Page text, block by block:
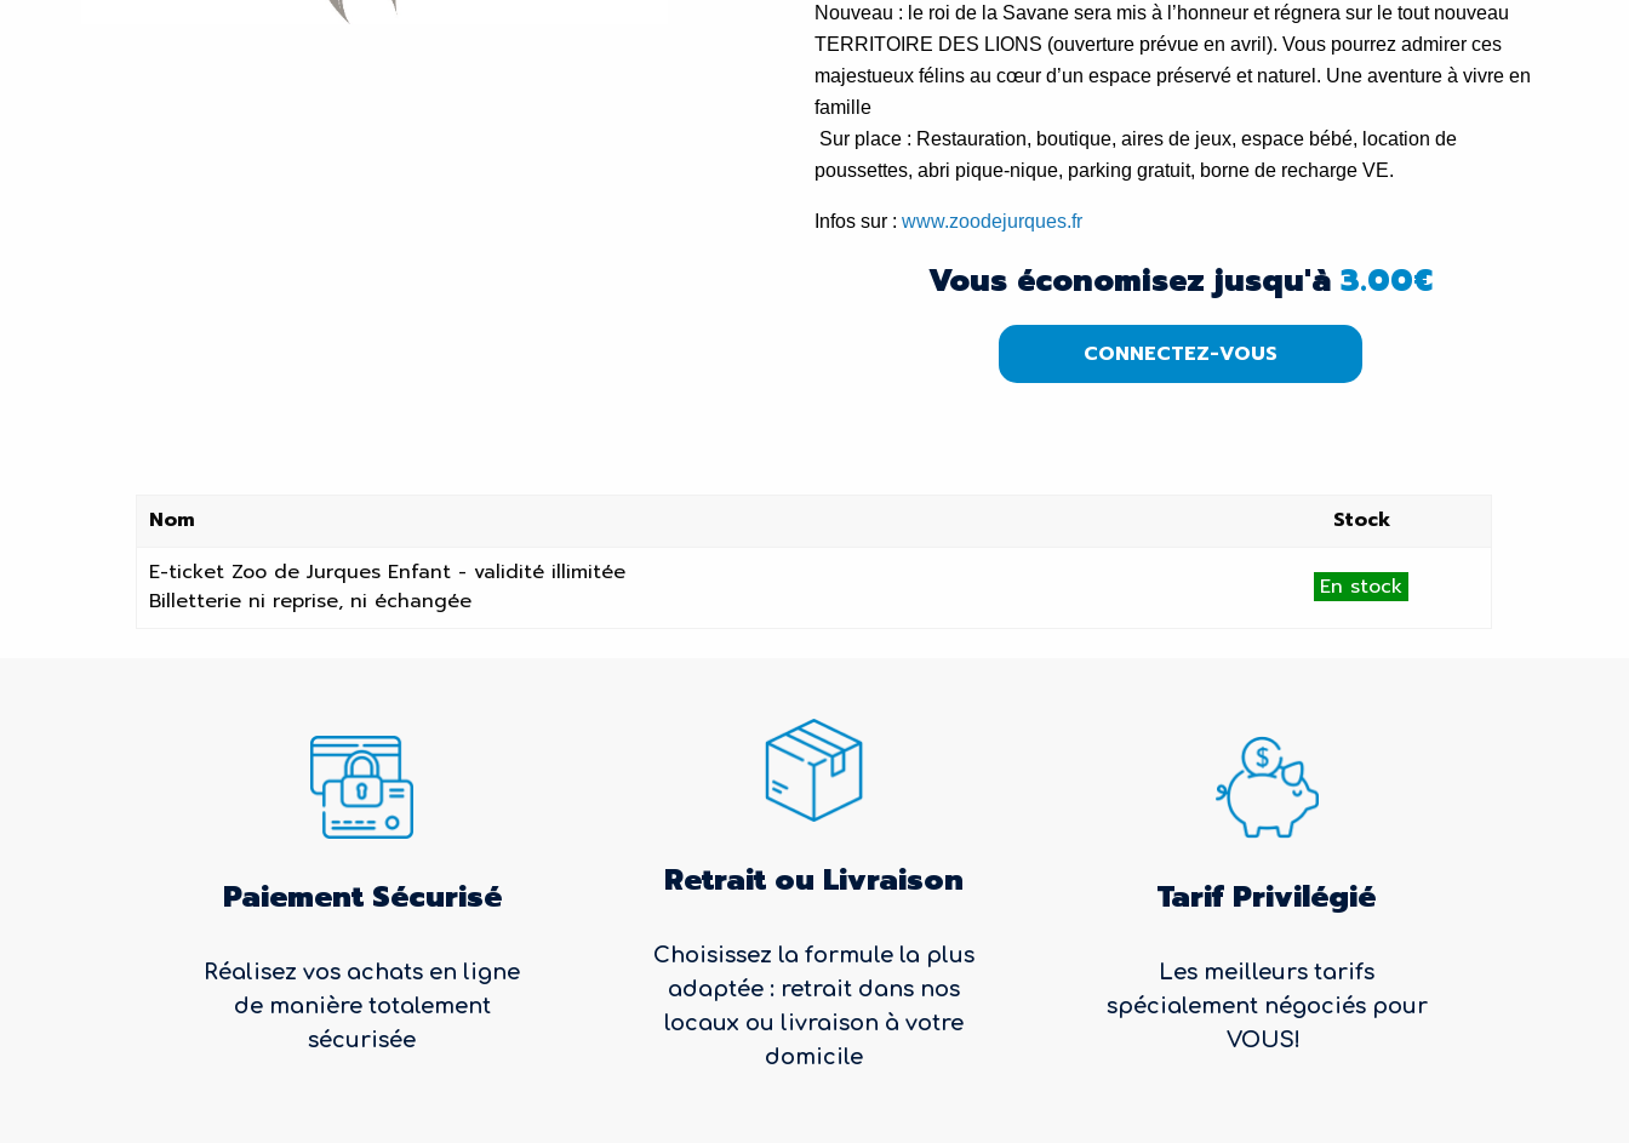
Nouveau : le roi de la Savane sera mis à l’honneur et régnera sur le tout nouveau
TERRITOIRE DES LIONS (ouverture prévue en avril). Vous pourrez admirer ces
majestueux félins au cœur d’un espace préservé et naturel. Une aventure à vivre en
famille
Sur place : Restauration, boutique, aires de jeux, espace bébé, location de
poussettes, abri pique-nique, parking gratuit, borne de recharge VE.
Infos sur : www.zoodejurques.fr
Vous économisez jusqu'à3.00€
CONNECTEZ-VOUS
Nom
Stock
E-ticket Zoo de Jurques Enfant - validité illimitée
Billetterie ni reprise, ni échangée
En stock
Paiement Sécurisé
Réalisez vos achats en ligne
de manière totalement
sécurisée
Retrait ou Livraison
Choisissez la formule la plus
adaptée : retrait dans nos
locaux ou livraison à votre
domicile
Tarif Privilégié
Les meilleurs tarifs
spécialement négociés pour
VOUS!